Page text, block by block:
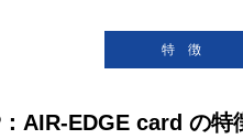
特 徴
AIR-EDGE card の特